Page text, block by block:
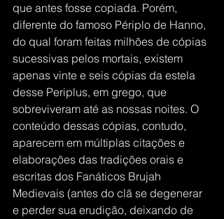
que antes fosse copiada. Porém,
diferente do famoso Périplo de Hanno,
do qual foram feitas milhões de cópias
sucessivas pelos mortais, existem
apenas vinte e seis cópias da estela
desse Periplus, em grego, que
sobreviveram até as nossas noites. O
conteúdo dessas cópias, contudo,
aparecem em múltiplas citações e
elaborações das tradições orais e
escritas dos Fanáticos Brujah
Medievais (antes do clã se degenerar
e perder sua erudição, deixando de